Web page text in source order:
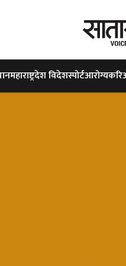
महाराष्ट्रदेश विदेशस्पोर्टआरोग्य